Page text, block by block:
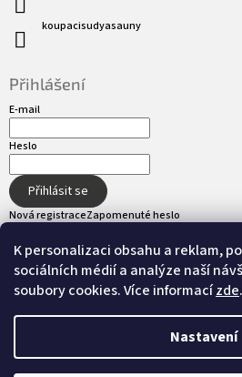
K personalizaci obsahu a reklam,
sociálních médií a analýze naší
soubory cookies. Více informacízde.
Nastavení
koupacisudyasauny
Přihlášení
E-mail
Heslo
Přihlásit se
Nová registraceZapomenuté heslo
Přijímáme online platby